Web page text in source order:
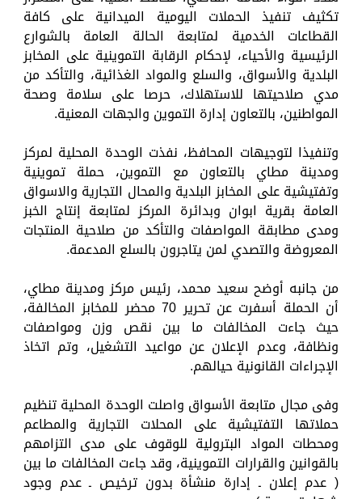
تكثيف تنفيذ الحملات اليومية الميدانية على كافة
القطاعات الخدمية لمتابعة الحالة العامة بالشوارع
الرئيسية والأحياء، لإحكام الرقابة التموينية على المخابز
البلدية والأسواق، والسلع والمواد الغذائية، والتأكد من
مدي صلاحيتها للاستهلاك، حرصا على سلامة وصحة
المواطنين، بالتعاون إدارة التموين والجهات المعنية.
وتنفيذا لتوجيهات المحافظ، نفذت الوحدة المحلية لمركز
ومدينة مطاي بالتعاون مع التموين، حملة تموينية
وتفتيشية على المخابز البلدية والمحال التجارية والاسواق
العامة بقرية ابوان وبدائرة المركز لمتابعة إنتاج الخبز
ومدى مطابقة المواصفات والتأكد من صلاحية المنتجات
المعروضة والتصدي لمن يتاجرون بالسلع المدعمة.
من جانبه أوضح سعيد محمد، رئيس مركز ومدينة مطاي،
أن الحملة أسفرت عن تحرير 70 محضر للمخابز المخالفة،
حيث جاءت المخالفات ما بين نقص وزن ومواصفات
ونظافة، وعدم الإعلان عن مواعيد التشغيل، وتم اتخاذ
الإجراءات القانونية حيالهم.
وفى مجال متابعة الأسواق واصلت الوحدة المحلية تنظيم
حملاتها التفتيشية على المحلات التجارية والمطاعم
ومحطات المواد البترولية للوقوف على مدى التزامهم
بالقوانين والقرارات التموينية، وقد جاءت المخالفات ما بين
( عدم إعلان ـ إدارة منشأة بدون ترخيص ـ عدم وجود